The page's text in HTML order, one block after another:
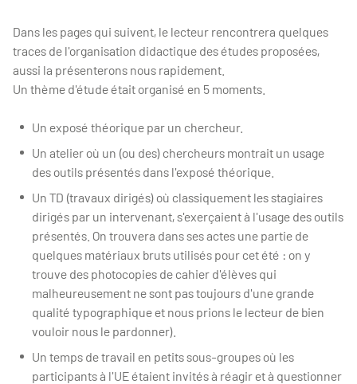
Dans les pages qui suivent, le lecteur rencontrera quelques
traces de l'organisation didactique des études proposées,
aussi la présenterons nous rapidement.
Un thème d'étude était organisé en 5 moments.
Un exposé théorique par un chercheur.
Un atelier où un (ou des) chercheurs montrait un usage
des outils présentés dans l'exposé théorique.
Un TD (travaux dirigés) où classiquement les stagiaires
dirigés par un intervenant, s'exerçaient à l'usage des outils
présentés. On trouvera dans ses actes une partie de
quelques matériaux bruts utilisés pour cet été : on y
trouve des photocopies de cahier d'élèves qui
malheureusement ne sont pas toujours d'une grande
qualité typographique et nous prions le lecteur de bien
vouloir nous le pardonner).
Un temps de travail en petits sous-groupes où les
participants à l'UE étaient invités à réagir et à questionner